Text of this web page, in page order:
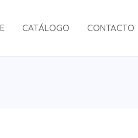
CATÁLOGO CONTACTO